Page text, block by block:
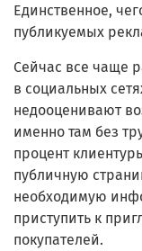
Единственное,
публикуемых
Сейчас все чаще
в социальных
недооценивают
именно там без
процент
публичную
необходимую
приступить к
покупателей.